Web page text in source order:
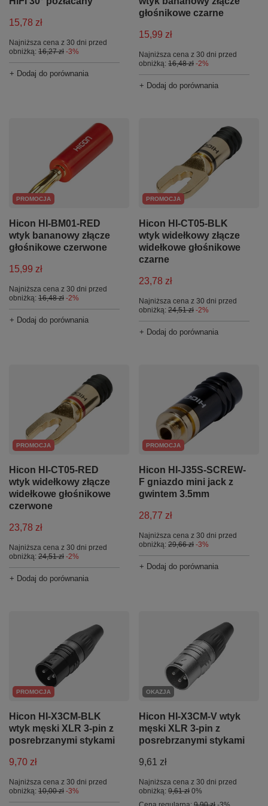
15,78 zł
Najniższa cena z 30 dni przed
obniżką: 16,27 zł -3%
+ Dodaj do porównania
głośnikowe czarne
15,99 zł
Najniższa cena z 30 dni przed
obniżką: 16,48 zł -2%
+ Dodaj do porównania
PROMOCJA
Hicon HI-BM01-RED
wtyk bananowy złącze
głośnikowe czerwone
15,99 zł
Najniższa cena z 30 dni przed
obniżką: 16,48 zł -2%
+ Dodaj do porównania
PROMOCJA
Hicon HI-CT05-BLK
wtyk widełkowy złącze
widełkowe głośnikowe
czarne
23,78 zł
Najniższa cena z 30 dni przed
obniżką: 24,51 zł -2%
+ Dodaj do porównania
PROMOCJA
Hicon HI-CT05-RED
wtyk widełkowy złącze
widełkowe głośnikowe
czerwone
23,78 zł
Najniższa cena z 30 dni przed
obniżką: 24,51 zł -2%
+ Dodaj do porównania
PROMOCJA
Hicon HI-J35S-SCREW-
F gniazdo mini jack z
gwintem 3.5mm
28,77 zł
Najniższa cena z 30 dni przed
obniżką: 29,66 zł -3%
+ Dodaj do porównania
PROMOCJA
Hicon HI-X3CM-BLK
wtyk męski XLR 3-pin z
posrebrzanymi stykami
9,70 zł
Najniższa cena z 30 dni przed
obniżką: 10,00 zł -3%
OKAZJA
Hicon HI-X3CM-V wtyk
męski XLR 3-pin z
posrebrzanymi stykami
9,61 zł
Najniższa cena z 30 dni przed
obniżką: 9,61 zł 0%